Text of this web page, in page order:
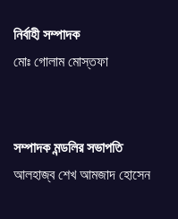
নির্বাহী সম্পাদক
মোঃ গোলাম মোস্তফা
সম্পাদক মন্ডলির সভাপতি
আলহাজ্ব শেখ আমজাদ হোসেন